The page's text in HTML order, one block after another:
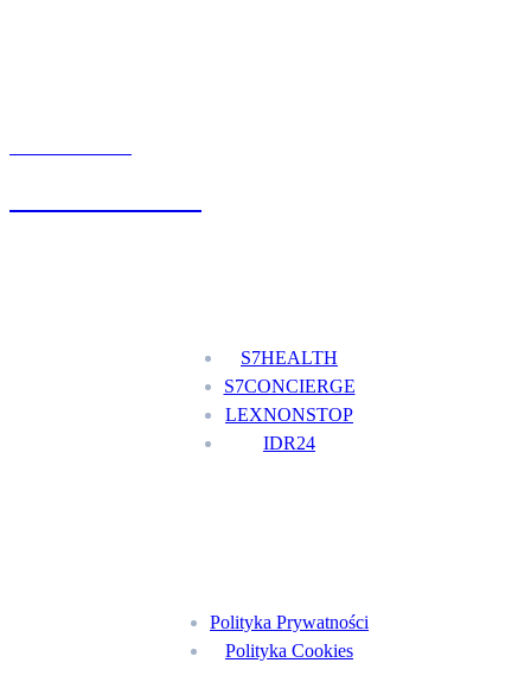
S7HEALTH
S7CONCIERGE
LEXNONSTOP
IDR24
Polityka Prywatności
Polityka Cookies